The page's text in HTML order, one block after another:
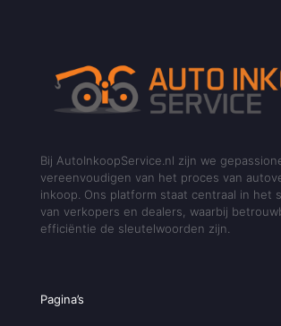
Bij AutoInkoopService.nl zijn we
vereenvoudigen van het proces van
inkoop. Ons platform staat centraal in het
van verkopers en dealers, waarbij
efficiëntie de sleutelwoorden zijn.
Pagina’s